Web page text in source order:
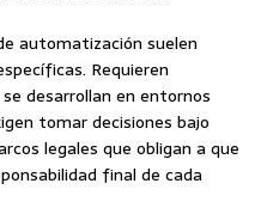
automatización suelen
Requieren
desarrollan en entornos
tomar decisiones bajo
legales que obligan a que
final de cada